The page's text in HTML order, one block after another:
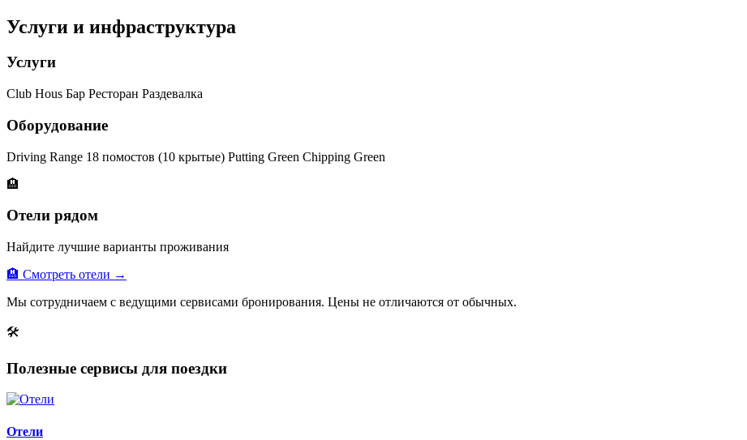
Услуги и инфраструктура
Услуги
Club Hous Бар Ресторан Раздевалка
Оборудование
Driving Range 18 помостов (10 крытые) Putting Green Chipping Green
🏨
Отели рядом
Найдите лучшие варианты проживания
🏨 Смотреть отели →
Мы сотрудничаем с ведущими сервисами бронирования. Цены не отличаются от обычных.
🛠
Полезные сервисы для поездки
Отели